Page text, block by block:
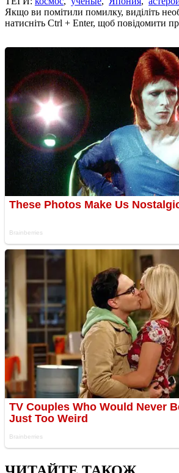
Якщо ви помітили помилку, виділіть
натисніть Ctrl + Enter, щоб повідомити